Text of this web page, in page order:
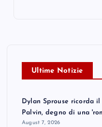
Ultime Notizie
Dylan Sprouse ricorda
Palvin, degno di una
August 7, 2026